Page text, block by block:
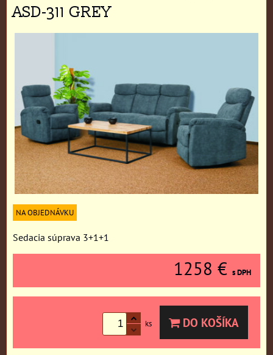
ASD-311 GREY
NA OBJEDNÁVKU
Sedacia súprava 3+1+1
1258 € s DPH
ks DO KOŠÍKA